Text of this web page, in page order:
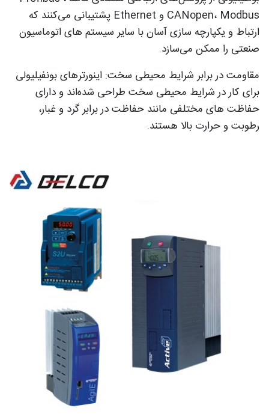
CANopen، Modbus و Ethernet پشتیبانی می‌کنند که
ارتباط و یکپارچه ‌سازی آسان با سایر سیستم ‌های اتوماسیون
صنعتی را ممکن می‌سازد.
مقاومت در برابر شرایط محیطی سخت: اینورترهای بونفیلیولی
برای کار در شرایط محیطی سخت طراحی شده‌اند و دارای
حفاظت‌ های مختلفی مانند حفاظت در برابر گرد و غبار،
رطوبت و حرارت بالا هستند.